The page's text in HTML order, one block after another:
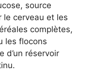
source
le cerveau et les
complètes,
les flocons
d’un réservoir